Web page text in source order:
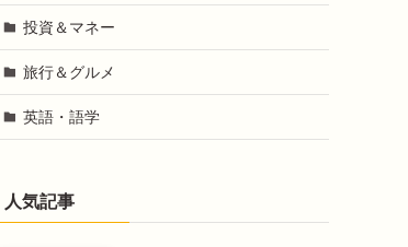
投資＆マネー
旅行＆グルメ
英語・語学
人気記事